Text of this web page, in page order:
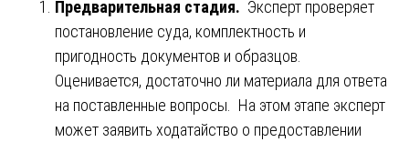
Предварительная стадия. Эксперт проверяет
постановление суда, комплектность и
пригодность документов и образцов.
Оценивается, достаточно ли материала для ответа
на поставленные вопросы. На этом этапе эксперт
может заявить ходатайство о предоставлении